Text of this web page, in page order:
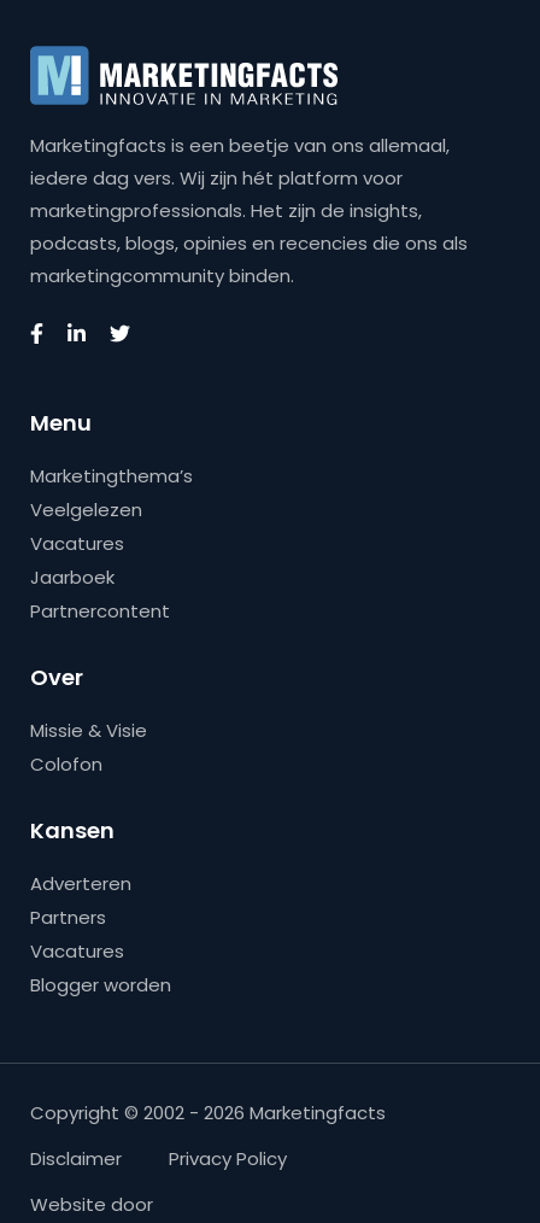
Marketingfacts is een beetje van ons allemaal,
iedere dag vers. Wij zijn hét platform voor
marketingprofessionals. Het zijn de insights,
podcasts, blogs, opinies en recencies die ons als
marketingcommunity binden.
Menu
Marketingthema’s
Veelgelezen
Vacatures
Jaarboek
Partnercontent
Over
Missie & Visie
Colofon
Kansen
Adverteren
Partners
Vacatures
Blogger worden
Copyright © 2002 - 2026 Marketingfacts
Disclaimer
Privacy Policy
Website door